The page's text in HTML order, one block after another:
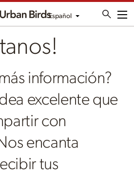
Español
información?
excelente que
con
encanta
tus